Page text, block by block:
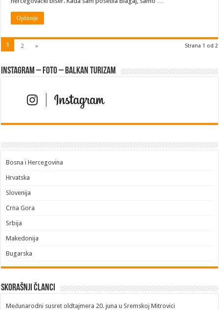
Opširnije
Strana 1 od 2
1 2 »
Instagram – FOTO – Balkan turizam
Bosna i Hercegovina
Hrvatska
Slovenija
Crna Gora
Srbija
Makedonija
Bugarska
Skorašnji članci
​Međunarodni susret oldtajmera 20. juna u Sremskoj Mitrovici